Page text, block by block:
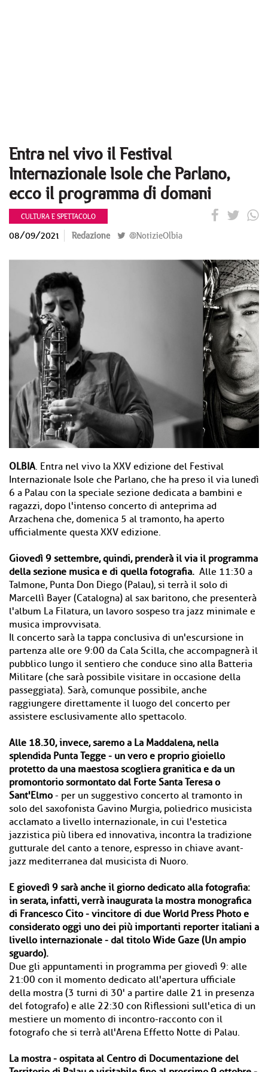
Entra nel vivo il Festival
Internazionale Isole che Parlano,
ecco il programma di domani
CULTURA E SPETTACOLO
08/09/2021 Redazione @NotizieOlbia
OLBIA. Entra nel vivo la XXV edizione del Festival
Internazionale Isole che Parlano, che ha preso il via lunedì
6 a Palau con la speciale sezione dedicata a bambini e
ragazzi, dopo l'intenso concerto di anteprima ad
Arzachena che, domenica 5 al tramonto, ha aperto
ufficialmente questa XXV edizione.
Giovedì 9 settembre, quindi, prenderà il via il programma
della sezione musica e di quella fotografia. Alle 11:30 a
Talmone, Punta Don Diego (Palau), si terrà il solo di
Marcellì Bayer (Catalogna) al sax baritono, che presenterà
l'album La Filatura, un lavoro sospeso tra jazz minimale e
musica improvvisata.
Il concerto sarà la tappa conclusiva di un'escursione in
partenza alle ore 9:00 da Cala Scilla, che accompagnerà il
pubblico lungo il sentiero che conduce sino alla Batteria
Militare (che sarà possibile visitare in occasione della
passeggiata). Sarà, comunque possibile, anche
raggiungere direttamente il luogo del concerto per
assistere esclusivamente allo spettacolo.
Alle 18.30, invece, saremo a La Maddalena, nella
splendida Punta Tegge - un vero e proprio gioiello
protetto da una maestosa scogliera granitica e da un
promontorio sormontato dal Forte Santa Teresa o
Sant'Elmo - per un suggestivo concerto al tramonto in
solo del saxofonista Gavino Murgia, poliedrico musicista
acclamato a livello internazionale, in cui l'estetica
jazzistica più libera ed innovativa, incontra la tradizione
gutturale del canto a tenore, espresso in chiave avant-
jazz mediterranea dal musicista di Nuoro.
E giovedì 9 sarà anche il giorno dedicato alla fotografia:
in serata, infatti, verrà inaugurata la mostra monografica
di Francesco Cito - vincitore di due World Press Photo e
considerato oggi uno dei più importanti reporter italiani a
livello internazionale - dal titolo Wide Gaze (Un ampio
sguardo).
Due gli appuntamenti in programma per giovedì 9: alle
21:00 con il momento dedicato all'apertura ufficiale
della mostra (3 turni di 30' a partire dalle 21 in presenza
del fotografo) e alle 22:30 con Riflessioni sull'etica di un
mestiere un momento di incontro-racconto con il
fotografo che si terrà all'Arena Effetto Notte di Palau.
La mostra - ospitata al Centro di Documentazione del